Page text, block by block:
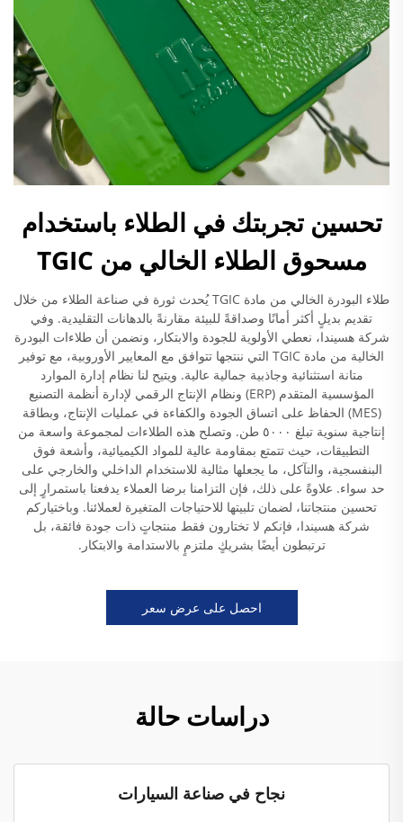
تحسين تجربتك في الطلاء باستخدام
مسحوق الطلاء الخالي من TGIC
طلاء البودرة الخالي من مادة TGIC يُحدث ثورة في صناعة الطلاء من خلال
تقديم بديلٍ أكثر أمانًا وصداقةً للبيئة مقارنةً بالدهانات التقليدية. وفي
شركة هسيندا، نعطي الأولوية للجودة والابتكار، ونضمن أن طلاءات البودرة
الخالية من مادة TGIC التي ننتجها تتوافق مع المعايير الأوروبية، مع توفير
متانة استثنائية وجاذبية جمالية عالية. ويتيح لنا نظام إدارة الموارد
المؤسسية المتقدم (ERP) ونظام الإنتاج الرقمي لإدارة أنظمة التصنيع
(MES) الحفاظ على اتساق الجودة والكفاءة في عمليات الإنتاج، وبطاقة
إنتاجية سنوية تبلغ ٥٠٠٠ طن. وتصلح هذه الطلاءات لمجموعة واسعة من
التطبيقات، حيث تتمتع بمقاومة عالية للمواد الكيميائية، وأشعة فوق
البنفسجية، والتآكل، ما يجعلها مثالية للاستخدام الداخلي والخارجي على
حد سواء. علاوةً على ذلك، فإن التزامنا برضا العملاء يدفعنا باستمرارٍ إلى
تحسين منتجاتنا، لضمان تلبيتها للاحتياجات المتغيرة لعملائنا. وباختياركم
شركة هسيندا، فإنكم لا تختارون فقط منتجاتٍ ذات جودة فائقة، بل
ترتبطون أيضًا بشريكٍ ملتزمٍ بالاستدامة والابتكار.
احصل على عرض سعر
دراسات حالة
نجاح في صناعة السيارات